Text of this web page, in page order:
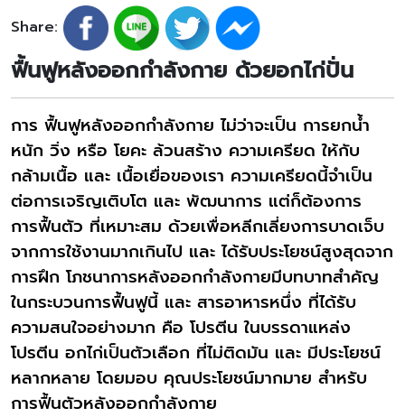
Share:
ฟื้นฟูหลังออกกำลังกาย ด้วยอกไก่ปั่น
การ ฟื้นฟูหลังออกกำลังกาย ไม่ว่าจะเป็น การยกน้ำ
หนัก วิ่ง หรือ โยคะ ล้วนสร้าง ความเครียด ให้กับ
กล้ามเนื้อ และ เนื้อเยื่อของเรา ความเครียดนี้จำเป็น
ต่อการเจริญเติบโต และ พัฒนาการ แต่ก็ต้องการ
การฟื้นตัว ที่เหมาะสม ด้วยเพื่อหลีกเลี่ยงการบาดเจ็บ
จากการใช้งานมากเกินไป และ ได้รับประโยชน์สูงสุดจาก
การฝึก โภชนาการหลังออกกำลังกายมีบทบาทสำคัญ
ในกระบวนการฟื้นฟูนี้ และ สารอาหารหนึ่ง ที่ได้รับ
ความสนใจอย่างมาก คือ โปรตีน ในบรรดาแหล่ง
โปรตีน อกไก่เป็นตัวเลือก ที่ไม่ติดมัน และ มีประโยชน์
หลากหลาย โดยมอบ คุณประโยชน์มากมาย สำหรับ
การฟื้นตัวหลังออกกำลังกาย